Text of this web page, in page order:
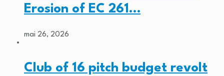
Erosion of EC 261…
mai 26, 2026
Club of 16 pitch budget revolt